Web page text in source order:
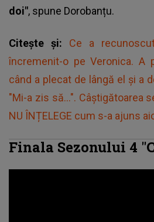
doi", spune Dorobanțu.
Citește și: Ce a
încremenit-o pe Veronica. A
când a plecat de lângă el și a
"Mi-a zis să...". Câștigătoarea
NU ÎNȚELEGE cum s-a ajuns
Finala Sezonului 4